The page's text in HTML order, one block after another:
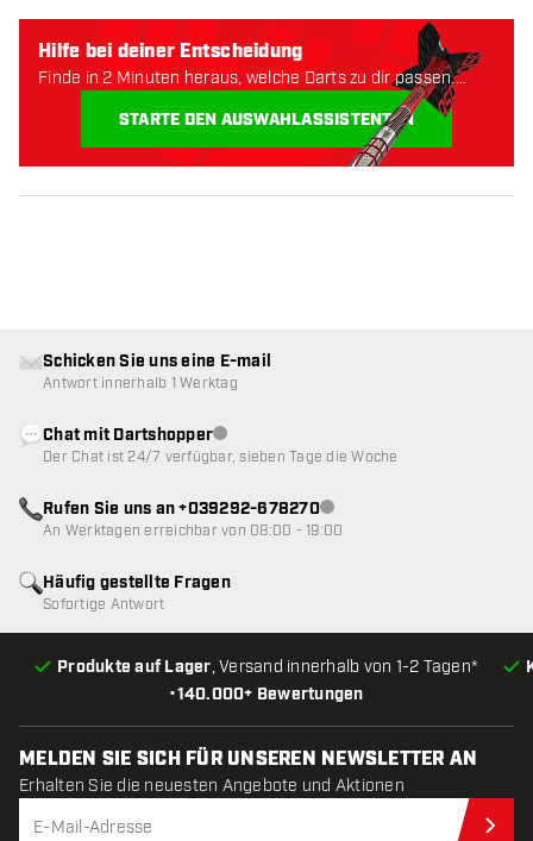
Hilfe bei deiner Entscheidung
Finde in 2 Minuten heraus, welche Darts zu dir passen.
STARTE DEN AUSWAHLASSISTENTEN
•140.000+ Bewertungen
Produkte auf Lager, Versand innerhalb von 1-2 Tagen*
Häufig gestellte Fragen
Sofortige Antwort
Schicken Sie uns eine E-mail
Antwort innerhalb 1 Werktag
Chat mit DartshopperKundenservice nicht verfügbar
Der Chat ist 24/7 verfügbar, sieben Tage die Woche
Rufen Sie uns an +039292-678270Kundenservice nicht
An Werktagen erreichbar von 08:00 - 19:00
MELDEN SIE SICH FÜR UNSEREN NEWSLETTER AN
Erhalten Sie die neuesten Angebote und Aktionen